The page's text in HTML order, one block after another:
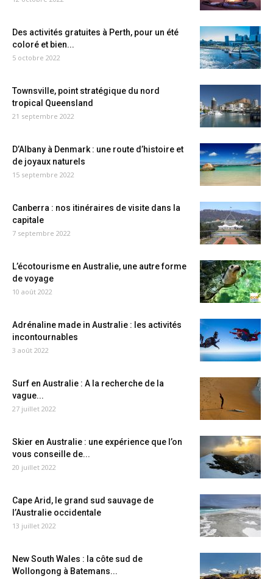
Des activités gratuites à Perth, pour un été
coloré et bien...
5 octobre 2022
Townsville, point stratégique du nord
tropical Queensland
21 septembre 2022
D’Albany à Denmark : une route d’histoire et
de joyaux naturels
15 septembre 2022
Canberra : nos itinéraires de visite dans la
capitale
7 septembre 2022
L’écotourisme en Australie, une autre forme
de voyage
10 août 2022
Adrénaline made in Australie : les activités
incontournables
3 août 2022
Surf en Australie : A la recherche de la
vague...
27 juillet 2022
Skier en Australie : une expérience que l’on
vous conseille de...
20 juillet 2022
Cape Arid, le grand sud sauvage de
l’Australie occidentale
13 juillet 2022
New South Wales : la côte sud de
Wollongong à Batemans...